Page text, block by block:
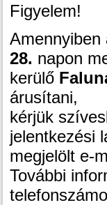
Figyelem!
28. napon
kerülő
árusítani,
kérjük
jelentkezési
megjelölt e-
További